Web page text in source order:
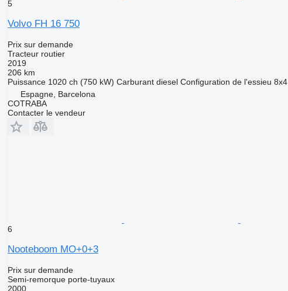
5
Volvo FH 16 750
Prix sur demande
Tracteur routier
2019
206 km
Puissance 1020 ch (750 kW) Carburant diesel Configuration de l'essieu 8x4
Espagne, Barcelona
COTRABA
Contacter le vendeur
6
Nooteboom MO+0+3
Prix sur demande
Semi-remorque porte-tuyaux
2000